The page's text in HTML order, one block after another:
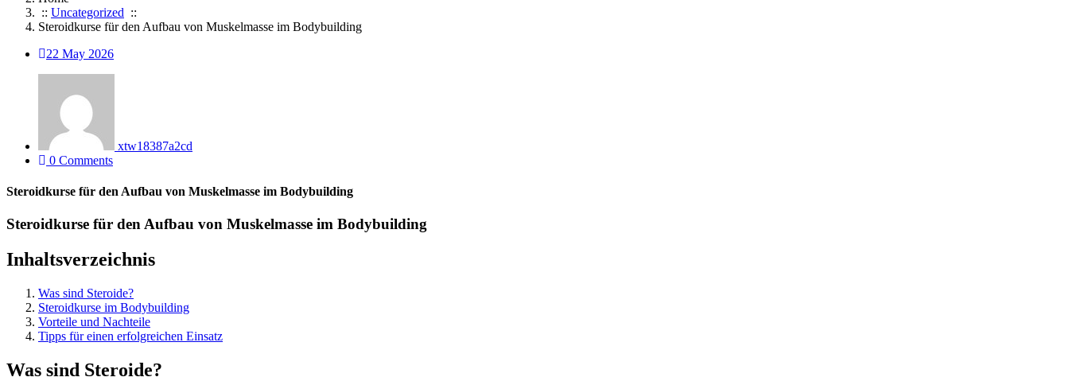
:: Uncategorized ::
Steroidkurse für den Aufbau von Muskelmasse im Bodybuilding
22 May 2026
xtw18387a2cd
0 Comments
Steroidkurse für den Aufbau von Muskelmasse im Bodybuilding
Steroidkurse für den Aufbau von Muskelmasse im Bodybuilding
Inhaltsverzeichnis
Was sind Steroide?
Steroidkurse im Bodybuilding
Vorteile und Nachteile
Tipps für einen erfolgreichen Einsatz
Was sind Steroide?